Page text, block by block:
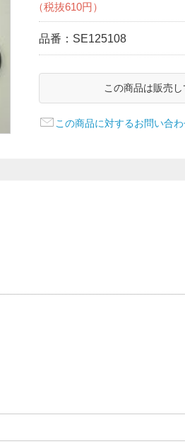
（税抜610円）
品番： SE125108
この商品は販売
この商品に対するお問い合